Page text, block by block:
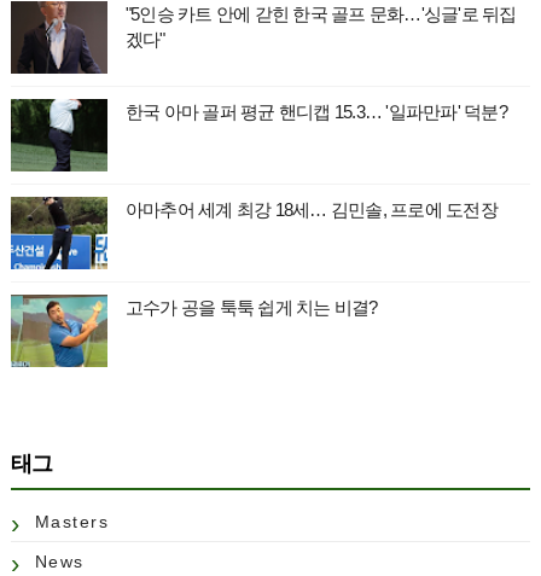
"5인승 카트 안에 갇힌 한국 골프 문화…'싱글'로 뒤집
겠다"
한국 아마 골퍼 평균 핸디캡 15.3… '일파만파' 덕분?
아마추어 세계 최강 18세… 김민솔, 프로에 도전장
고수가 공을 툭툭 쉽게 치는 비결?
태그
Masters
News